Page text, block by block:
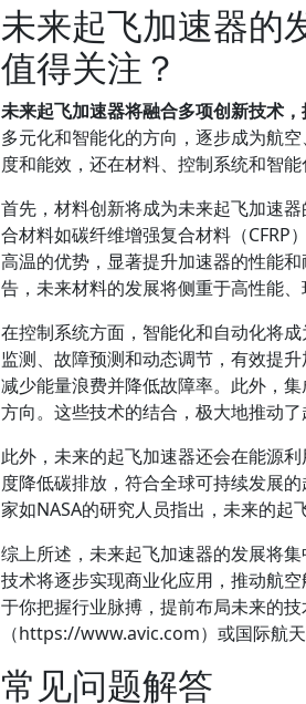
未来起飞加速器的
值得关注？
未来起飞加速器将融合多项创新技术，
多元化和智能化的方向，逐步成为航
度和能效，还在材料、控制系统和智
首先，材料创新将成为未来起飞加速
合材料如碳纤维增强复合材料（CFRP
高温的优势，显著提升加速器的性能
告，未来材料的发展将侧重于高性能
在控制系统方面，智能化和自动化将
监测、故障预测和动态调节，有效提
减少能量浪费并降低故障率。此外，
方向。这些技术的结合，极大地推动了
此外，未来的起飞加速器还会在能源
度降低碳排放，符合全球可持续发展
家如NASA的研究人员指出，未来的起
综上所述，未来起飞加速器的发展将
技术将逐步实现商业化应用，推动航
于你把握行业脉搏，提前布局未来的
（https://www.avic.com）或国际航
常见问题解答